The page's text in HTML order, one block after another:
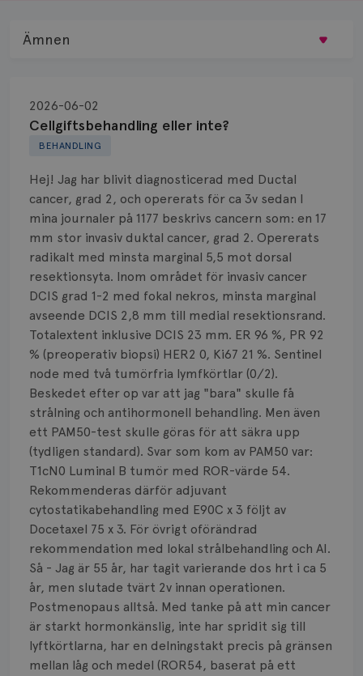
BEHANDLING
Cellgiftsbehandling eller inte?
2026-06-02
Hej! Jag har blivit diagnosticerad med Ductal
cancer, grad 2, och opererats för ca 3v sedan I
mina journaler på 1177 beskrivs cancern som: en 17
mm stor invasiv duktal cancer, grad 2. Opererats
radikalt med minsta marginal 5,5 mot dorsal
resektionsyta. Inom området för invasiv cancer
DCIS grad 1-2 med fokal nekros, minsta marginal
avseende DCIS 2,8 mm till medial resektionsrand.
Totalextent inklusive DCIS 23 mm. ER 96 %, PR 92
% (preoperativ biopsi) HER2 0, Ki67 21 %. Sentinel
node med två tumörfria lymfkörtlar (0/2).
Beskedet efter op var att jag "bara" skulle få
strålning och antihormonell behandling. Men även
ett PAM50-test skulle göras för att säkra upp
(tydligen standard). Svar som kom av PAM50 var:
T1cN0 Luminal B tumör med ROR-värde 54.
Rekommenderas därför adjuvant
cytostatikabehandling med E90C x 3 följt av
Docetaxel 75 x 3. För övrigt oförändrad
rekommendation med lokal strålbehandling och AI.
Så - Jag är 55 år, har tagit varierande dos hrt i ca 5
år, men slutade tvärt 2v innan operationen.
Postmenopaus alltså. Med tanke på att min cancer
är starkt hormonkänslig, inte har spridit sig till
lyftkörtlarna, har en delningstakt precis på gränsen
mellan låg och medel (ROR54, baserat på ett
Ämnen
Biopsi
Biverkningar
Bröstvårta
Knöl
Läkemedel
Typ av bröstcancer
Smärta
Prognos
Risker
Spridd bröstcancer
Strålning
Vätska